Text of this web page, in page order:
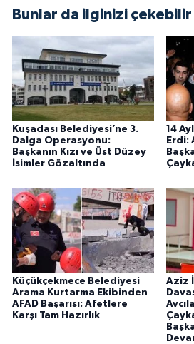
Bunlar da ilginizi çekebilir
Kuşadası Belediyesi’ne 3.
Dalga Operasyonu:
Başkanın Kızı ve Üst Düzey
İsimler Gözaltında
14
Erdi:
Küçükçekmece Belediyesi
Arama Kurtarma Ekibinden
AFAD Başarısı: Afetlere
Karşı Tam Hazırlık
Aziz